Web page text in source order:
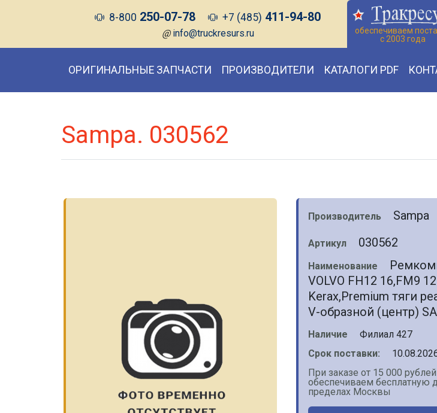
8-800 250-07-78 +7 (485) 411-94-80
@ info@truckresurs.ru
обеспечиваем
с 2003 года
ОРИГИНАЛЬНЫЕ ЗАПЧАСТИ ПРОИЗВОДИТЕЛИ КАТАЛОГИ PDF
Sampa. 030562
Производитель Sampa
Артикул 030562
Наименование
VOLVO FH12 16,FM9
Kerax,Premium тяги
V-образной (центр)
Наличие
Филиал 427
Срок поставки:
При заказе от 15 000 рублей
обеспечиваем бесплатную
пределах Москвы